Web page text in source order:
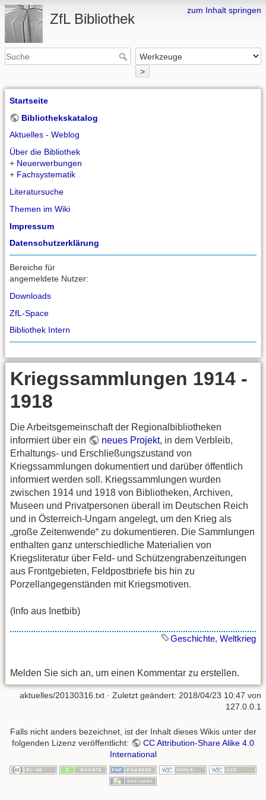
zum Inhalt springen
ZfL Bibliothek
>
Startseite
Bibliothekskatalog
Aktuelles - Weblog
Über die Bibliothek
+ Neuerwerbungen
+ Fachsystematik
Literatursuche
Themen im Wiki
Impressum
Datenschutzerklärung
Bereiche für
angemeldete Nutzer:
Downloads
ZfL-Space
Bibliothek Intern
Kriegssammlungen 1914 -
1918
Die Arbeitsgemeinschaft der Regionalbibliotheken
informiert über ein
neues Projekt, in dem Verbleib,
Erhaltungs- und Erschließungszustand von
Kriegssammlungen dokumentiert und darüber öffentlich
informiert werden soll. Kriegssammlungen wurden
zwischen 1914 und 1918 von Bibliotheken, Archiven,
Museen und Privatpersonen überall im Deutschen Reich
und in Österreich-Ungarn angelegt, um den Krieg als
„große Zeitenwende“ zu dokumentieren. Die Sammlungen
enthalten ganz unterschiedliche Materialien von
Kriegsliteratur über Feld- und Schützengrabenzeitungen
aus Frontgebieten, Feldpostbriefe bis hin zu
Porzellangegenständen mit Kriegsmotiven.
(Info aus Inetbib)
Geschichte, Weltkrieg
Melden Sie sich an, um einen Kommentar zu erstellen.
aktuelles/20130316.txt · Zuletzt geändert: 2018/04/23 10:47 von
127.0.0.1
Falls nicht anders bezeichnet, ist der Inhalt dieses Wikis unter der
folgenden Lizenz veröffentlicht:
CC Attribution-Share Alike 4.0
International